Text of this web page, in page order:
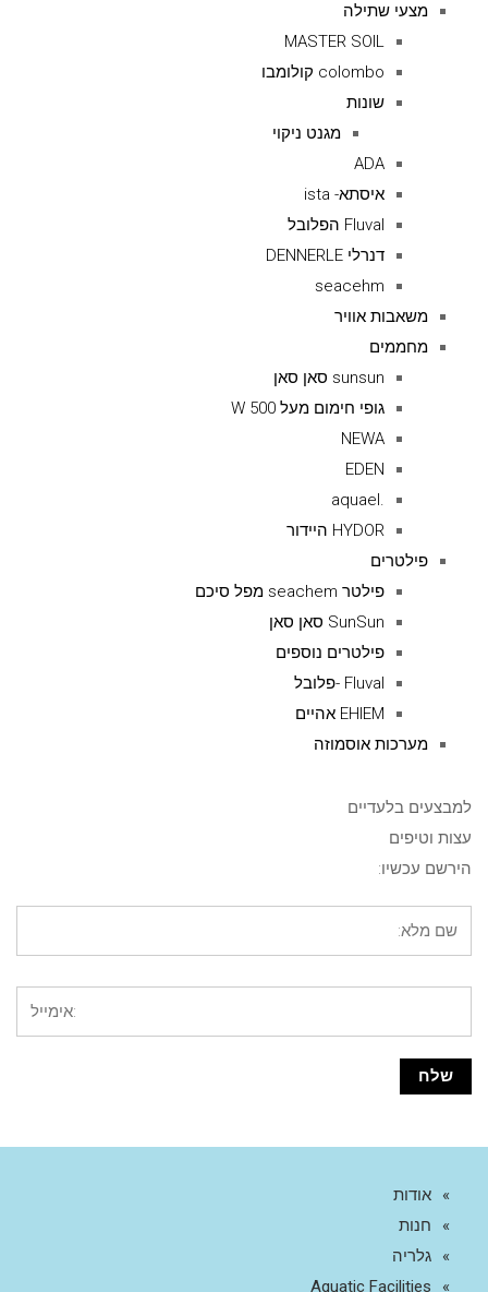
מצעי שתילה
MASTER SOIL
colombo קולומבו
שונות
מגנט ניקוי
ADA
איסתא- ista
Fluval הפלובל
דנרלי DENNERLE
seacehm
משאבות אוויר
מחממים
sunsun סאן סאן
גופי חימום מעל 500 W
NEWA
EDEN
.aquael
HYDOR היידור
פילטרים
פילטר seachem מפל סיכם
SunSun סאן סאן
פילטרים נוספים
Fluval -פלובל
EHIEM אהיים
מערכות אוסמוזה
למבצעים בלעדיים
עצות וטיפים
הירשם עכשיו:
אודות
חנות
גלריה
Aquatic Facilities